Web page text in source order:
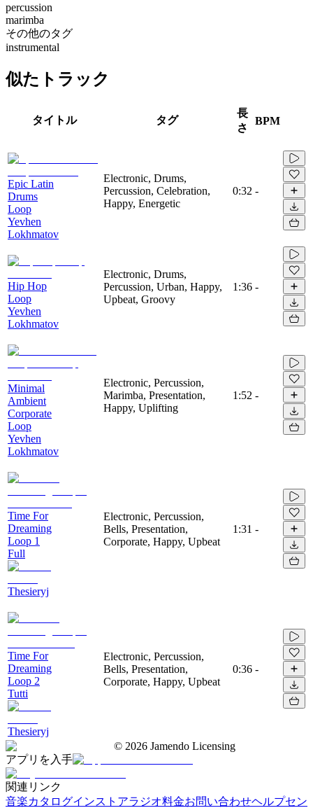
percussion
marimba
その他のタグ
instrumental
似たトラック
タイトル タグ
長
さ
BPM
Epic Latin
Drums
Loop
Yevhen
Lokhmatov
Electronic, Drums,
Percussion, Celebration,
Happy, Energetic
0:32 -
Hip Hop
Loop
Yevhen
Lokhmatov
Electronic, Drums,
Percussion, Urban, Happy,
Upbeat, Groovy
1:36 -
Minimal
Ambient
Corporate
Loop
Yevhen
Lokhmatov
Electronic, Percussion,
Marimba, Presentation,
Happy, Uplifting
1:52 -
Time For
Dreaming
Loop 1
Full
Thesieryj
Electronic, Percussion,
Bells, Presentation,
Corporate, Happy, Upbeat
1:31 -
Time For
Dreaming
Loop 2
Tutti
Thesieryj
Electronic, Percussion,
Bells, Presentation,
Corporate, Happy, Upbeat
0:36 -
© 2026 Jamendo Licensing
アプリを入手
関連リンク
音楽カタログインストアラジオ料金お問い合わせヘルプセン